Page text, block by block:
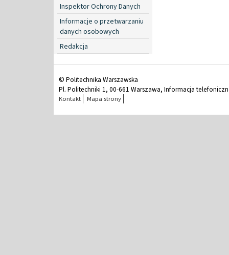
Inspektor Ochrony Danych
Informacje o przetwarzaniu
danych osobowych
Redakcja
© Politechnika Warszawska
Pl. Politechniki 1, 00-661 Warszawa, Informacja
Kontakt Mapa strony